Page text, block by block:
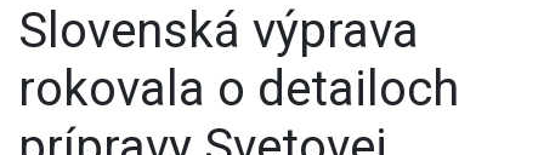
Slovenská výprava
rokovala o detailoch